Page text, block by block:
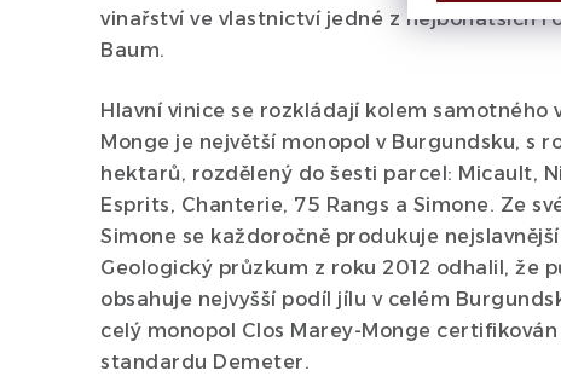
vinařství ve vlastnictví jedné z nejbohatších
Baum.
Hlavní vinice se rozkládají kolem samotného
Monge je největší monopol v Burgundsku, s
hektarů, rozdělený do šesti parcel: Micault,
Esprits, Chanterie, 75 Rangs a Simone. Ze
Simone se každoročně produkuje
Geologický průzkum z roku 2012 odhalil, že
obsahuje nejvyšší podíl jílu v celém
celý monopol Clos Marey-Monge
standardu Demeter.